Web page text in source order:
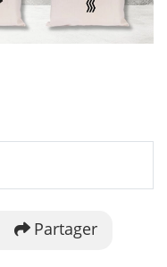
Partager